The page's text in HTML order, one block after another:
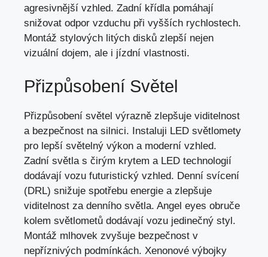
agresivnější vzhled. Zadní křídla pomáhají
snižovat odpor vzduchu při vyšších rychlostech.
Montáž stylových litých disků zlepší nejen
vizuální dojem, ale i jízdní vlastnosti.
Přizpůsobení Světel
Přizpůsobení světel výrazně zlepšuje viditelnost
a bezpečnost na silnici. Instaluji LED světlomety
pro lepší světelný výkon a moderní vzhled.
Zadní světla s čirým krytem a LED technologií
dodávají vozu futuristický vzhled. Denní svícení
(DRL) snižuje spotřebu energie a zlepšuje
viditelnost za denního světla. Angel eyes obruče
kolem světlometů dodávají vozu jedinečný styl.
Montáž mlhovek zvyšuje bezpečnost v
nepříznivých podmínkách. Xenonové výbojky